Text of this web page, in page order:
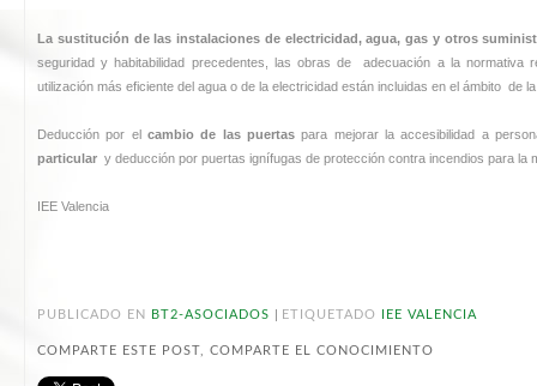
La sustitución de las instalaciones de electricidad, agua, gas y otros
seguridad y habitabilidad precedentes, las obras de adecuación a la normativa
utilización más eficiente del agua o de la electricidad están incluidas en el ámbito de
Deducción por el cambio de las puertas para mejorar la accesibilidad a
particular y deducción por puertas ignífugas de protección contra incendios para la
IEE Valencia
PUBLICADO EN BT2-ASOCIADOS | ETIQUETADO IEE VALENCIA
COMPARTE ESTE POST, COMPARTE EL CONOCIMIENTO